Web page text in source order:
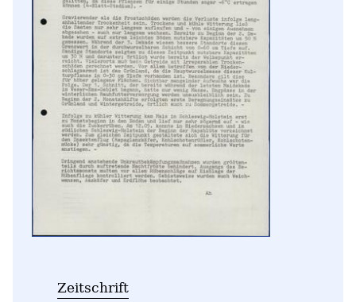
Zeitschrift